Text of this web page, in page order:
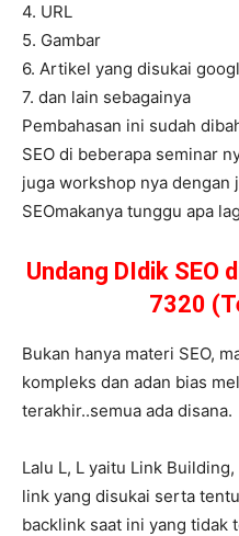
4. URL
5. Gambar
6. Artikel yang disukai
7. dan lain sebagainya
Pembahasan ini sudah
SEO di beberapa seminar
juga workshop nya dengan
SEOmakanya tunggu apa
Undang DIdik
7320
Bukan hanya materi SEO,
kompleks dan adan bias
terakhir..semua ada disana.
Lalu L, L yaitu Link
link yang disukai serta
backlink saat ini yang tidak